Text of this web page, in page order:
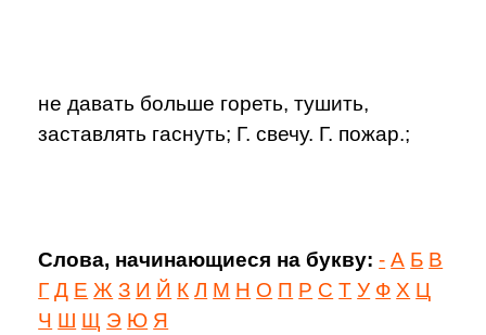
не давать больше гореть, тушить,
заставлять гаснуть; Г. свечу. Г. пожар.;
Слова, начинающиеся на букву: - А Б В
Г Д Е Ж З И Й К Л М Н О П Р С Т У Ф Х Ц
Ч Ш Щ Э Ю Я